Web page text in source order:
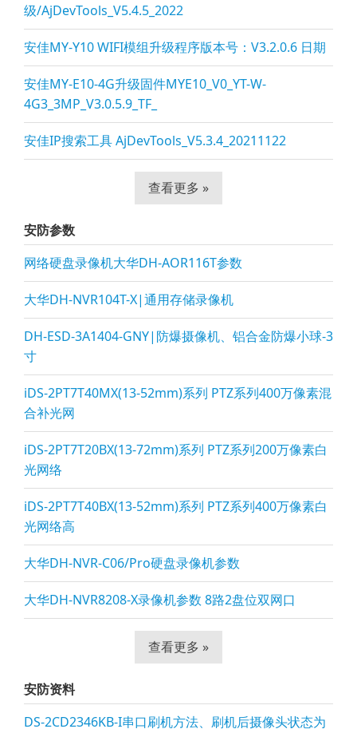
级/AjDevTools_V5.4.5_2022
安佳MY-Y10 WIFI模组升级程序版本号：V3.2.0.6 日期
安佳MY-E10-4G升级固件MYE10_V0_YT-W-
4G3_3MP_V3.0.5.9_TF_
安佳IP搜索工具 AjDevTools_V5.3.4_20211122
查看更多 »
安防参数
网络硬盘录像机大华DH-AOR116T参数
大华DH-NVR104T-X|通用存储录像机
DH-ESD-3A1404-GNY|防爆摄像机、铝合金防爆小球-3
寸
iDS-2PT7T40MX(13-52mm)系列 PTZ系列400万像素混
合补光网
iDS-2PT7T20BX(13-72mm)系列 PTZ系列200万像素白
光网络
iDS-2PT7T40BX(13-52mm)系列 PTZ系列400万像素白
光网络高
大华DH-NVR-C06/Pro硬盘录像机参数
大华DH-NVR8208-X录像机参数 8路2盘位双网口
查看更多 »
安防资料
DS-2CD2346KB-I串口刷机方法、刷机后摄像头状态为